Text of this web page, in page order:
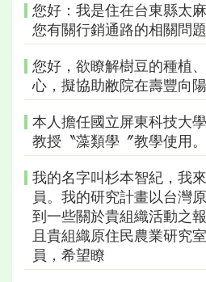
您好：我是住在台東縣太
您有關行銷通路的相關問
您好，欲瞭解樹豆的種植
心，擬協助敝院在壽豐向
本人擔任國立屏東科技大
教授〝藻類學〞教學使用
我的名字叫杉本智紀，我
員。我的研究計畫以台灣
到一些關於貴組織活動之
且貴組織原住民農業研究
員，希望瞭